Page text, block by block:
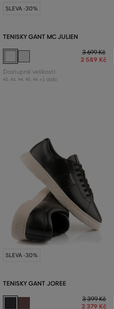
SLEVA -30%
TENISKY GANT MC JULIEN
3 699 Kč
2 589 Kč
Dostupné velikosti:
42 43 44 45 46 +1 další
SLEVA -30%
TENISKY GANT JOREE
3 399 Kč
2 379 Kč